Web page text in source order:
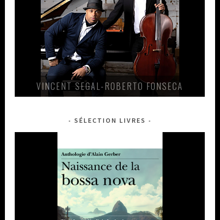
VINCENT SEGAL-ROBERTO FONSECA
SÉLECTION LIVRES